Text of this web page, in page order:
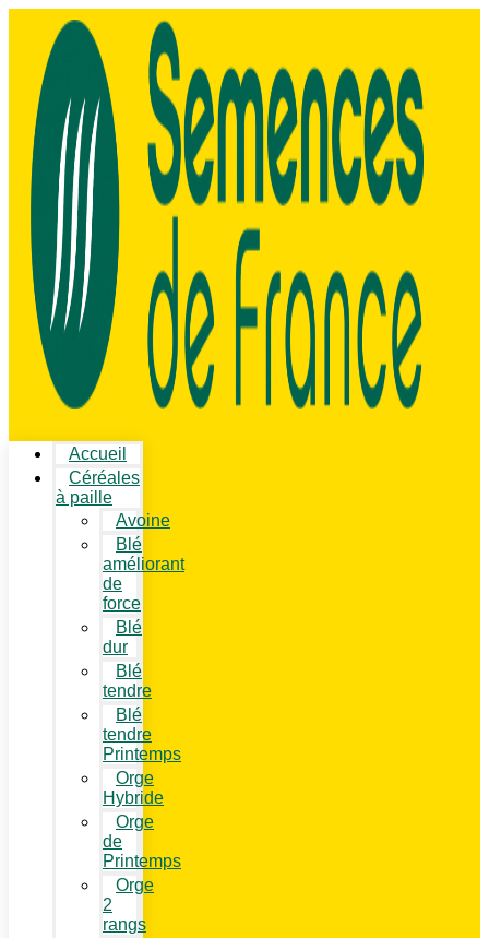
Accueil
Céréales
à paille
Avoine
Blé
améliorant
de
force
Blé
dur
Blé
tendre
Blé
tendre
Printemps
Orge
Hybride
Orge
de
Printemps
Orge
2
rangs